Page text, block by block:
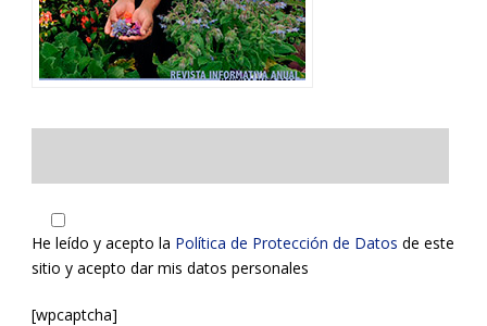
He leído y acepto la Política de Protección de Datos de este
sitio y acepto dar mis datos personales
[wpcaptcha]